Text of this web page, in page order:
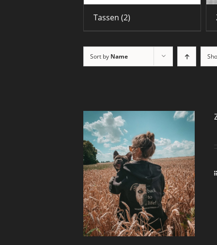
Tassen (2)
Sort by Name